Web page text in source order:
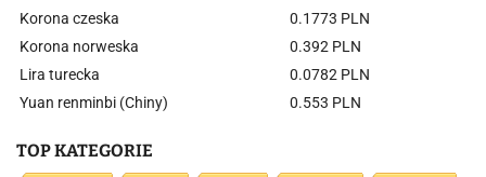
Korona czeska
0.1773 PLN
Korona norweska
0.392 PLN
Lira turecka
0.0782 PLN
Yuan renminbi (Chiny)
0.553 PLN
TOP KATEGORIE